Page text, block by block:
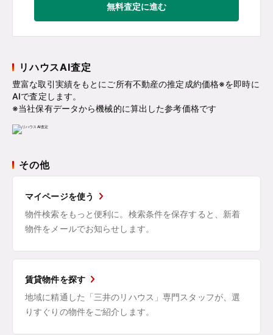
無料査定に進む
リハウスAI査定
豊富な取引実績をもとにご所有不動産の推定成約価格※を即時に
AIで査定します。
※当社保有データから機械的に算出した参考価格です
その他
マイページを使う
物件検索をもっと便利に。検索条件を保存すると、新着
物件をメールでお知らせします。
賃貸物件を探す
地域に精通した「三井のリハウス」専門スタッフが、選
りすぐりの物件をご紹介します。